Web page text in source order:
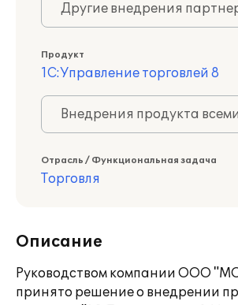
Другие внедрения
Продукт
1С:Управление торговлей 8
Внедрения продукта
Отрасль / Функциональная задача
Торговля
Описание
Руководством компании ООО
принято решение о внедрении